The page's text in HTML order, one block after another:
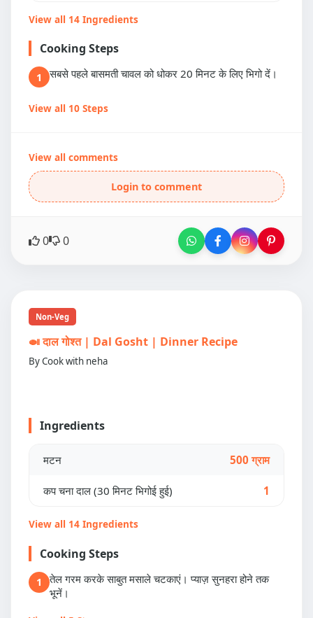
View all 14 Ingredients
Cooking Steps
1 सबसे पहले बासमती चावल को धोकर 20 मिनट के लिए भिगो दें।
View all 10 Steps
View all comments
Login to comment
0 0
Non-Veg
🍛 दाल गोश्त | Dal Gosht | Dinner Recipe
By Cook with neha
Ingredients
मटन 500 ग्राम
कप चना दाल (30 मिनट भिगोई हुई) 1
View all 14 Ingredients
Cooking Steps
1
तेल गरम करके साबुत मसाले चटकाएं। प्याज़ सुनहरा होने तक
भूनें।